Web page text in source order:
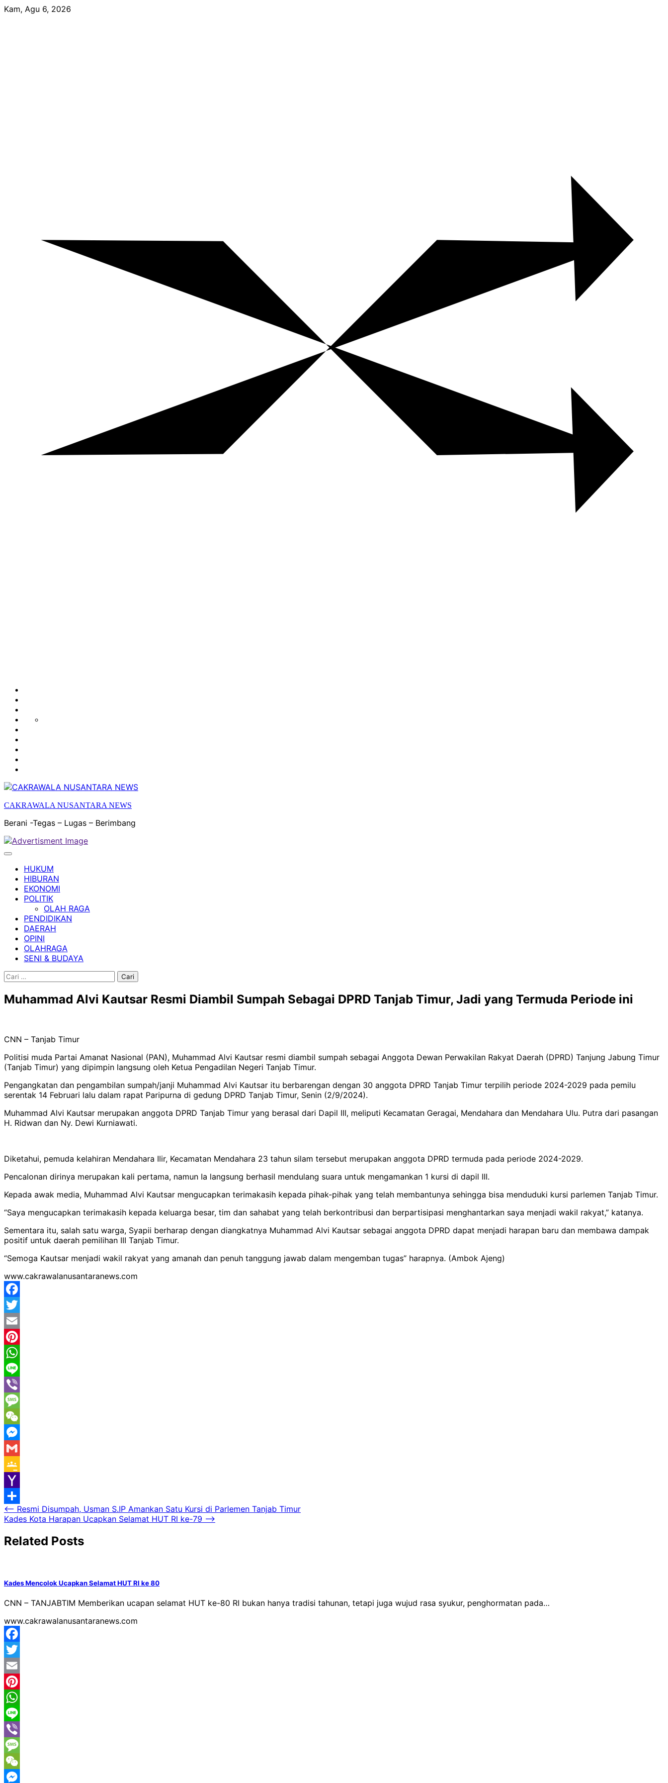
Skip
Kam, Agu 6, 2026
POLITIK
BUDAYA
CAKRAWALA NUSANTARA NEWS
Berani -Tegas – Lugas – Berimbang
HUKUM
HIBURAN
EKONOMI
POLITIK
OLAH RAGA
PENDIDIKAN
DAERAH
OPINI
OLAHRAGA
SENI & BUDAYA
Cari
Muhammad Alvi Kautsar Resmi Diambil Sumpah Sebagai DPRD Tanjab Timur, Jadi yang Termuda Periode ini
CNN – Tanjab Timur
Politisi muda Partai Amanat Nasional (PAN), Muhammad Alvi Kautsar resmi diambil sumpah sebagai Anggota Dewan Perwakilan Rakyat Daerah (DPRD) Tanjung Jabung Timur
(Tanjab Timur) yang dipimpin langsung oleh Ketua Pengadilan Negeri Tanjab Timur.
Pengangkatan dan pengambilan sumpah/janji Muhammad Alvi Kautsar itu berbarengan dengan 30 anggota DPRD Tanjab Timur terpilih periode 2024-2029 pada pemilu
serentak 14 Februari lalu dalam rapat Paripurna di gedung DPRD Tanjab Timur, Senin (2/9/2024).
Muhammad Alvi Kautsar merupakan anggota DPRD Tanjab Timur yang berasal dari Dapil III, meliputi Kecamatan Geragai, Mendahara dan Mendahara Ulu. Putra dari pasangan
H. Ridwan dan Ny. Dewi Kurniawati.
Diketahui, pemuda kelahiran Mendahara Ilir, Kecamatan Mendahara 23 tahun silam tersebut merupakan anggota DPRD termuda pada periode 2024-2029.
Pencalonan dirinya merupakan kali pertama, namun Ia langsung berhasil mendulang suara untuk mengamankan 1 kursi di dapil III.
Kepada awak media, Muhammad Alvi Kautsar mengucapkan terimakasih kepada pihak-pihak yang telah membantunya sehingga bisa menduduki kursi parlemen Tanjab Timur.
“Saya mengucapkan terimakasih kepada keluarga besar, tim dan sahabat yang telah berkontribusi dan berpartisipasi menghantarkan saya menjadi wakil rakyat,” katanya.
Sementara itu, salah satu warga, Syapii berharap dengan diangkatnya Muhammad Alvi Kautsar sebagai anggota DPRD dapat menjadi harapan baru dan membawa dampak
positif untuk daerah pemilihan III Tanjab Timur.
“Semoga Kautsar menjadi wakil rakyat yang amanah dan penuh tanggung jawab dalam mengemban tugas” harapnya. (Ambok Ajeng)
www.cakrawalanusantaranews.com
Facebook
Twitter
Email
Pinterest
WhatsApp
Line
Viber
Message
WeChat
Messenger
Gmail
Google
Classroom
Yahoo
Mail
Share
Navigasi
pos
⟵ Resmi Disumpah, Usman S.IP Amankan Satu Kursi di Parlemen Tanjab Timur
Kades Kota Harapan Ucapkan Selamat HUT RI ke-79 ⟶
Related Posts
Kades Mencolok Ucapkan Selamat HUT RI ke 80
CNN – TANJABTIM Memberikan ucapan selamat HUT ke-80 RI bukan hanya tradisi tahunan, tetapi juga wujud rasa syukur, penghormatan pada…
www.cakrawalanusantaranews.com
Facebook
Twitter
Email
Pinterest
WhatsApp
Line
Viber
Message
WeChat